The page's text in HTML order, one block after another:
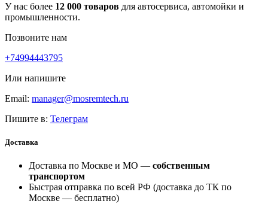
У нас более 12 000 товаров для автосервиса, автомойки и
промышленности.
Позвоните нам
+74994443795
Или напишите
Email: manager@mosremtech.ru
Пишите в: Телеграм
Доставка
Доставка по Москве и МО — собственным
транспортом
Быстрая отправка по всей РФ (доставка до ТК по
Москве — бесплатно)